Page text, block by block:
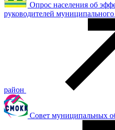
Опрос населения об
руководителей
район
Совет муниципальных